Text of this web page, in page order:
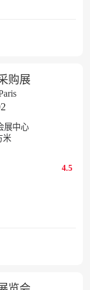
购展
展中心
米
4.5